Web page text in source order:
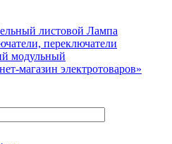
листовой Лампа
переключатели
модульный